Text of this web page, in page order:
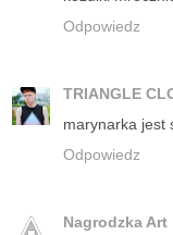
Odpowiedz
TRIANGLE
marynarka jest
Odpowiedz
Nagrodzka Art